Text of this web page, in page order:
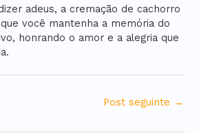
adeus, a cremação de cachorro
você mantenha a memória do
honrando o amor e a alegria que
Post seguinte →